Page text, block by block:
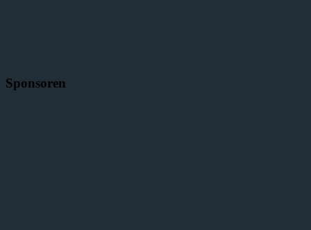
Sponsoren